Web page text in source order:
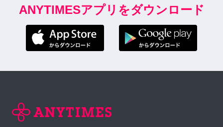
ANYTIMESアプリをダウンロード